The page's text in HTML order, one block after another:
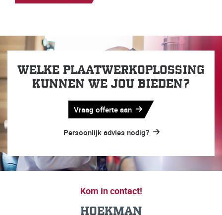
WELKE PLAATWERKOPLOSSING
KUNNEN WE JOU BIEDEN?
Vraag offerte aan
Persoonlijk advies nodig?
Kom in contact!
HOEKMAN